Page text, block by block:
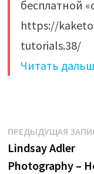
бесплатной
https://
tutorials.38/
Читать
Навигация
по
ПРЕДЫДУЩАЯ
Lindsay Adler
Photography –